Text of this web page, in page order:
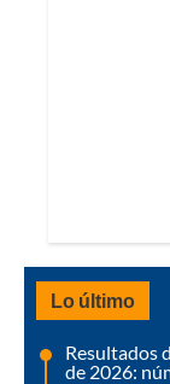
Lo último
Resultados
de 2026: